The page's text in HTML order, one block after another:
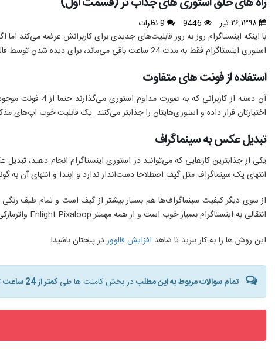
با اینکه اینستاگرام روز به روز قابلیت‌های جدیدی برای کاربرانش عرضه می‌کند
استوری اینستاگرام فقط به مدت 24 ساعت باقی می‌ماند، برای دیده شدن توسط فالوورها رنگ و لعاب و جذابیت بصری آن اهمیت خاصی پیدا می‌کند.
استفاده از فونت های متفاوت
اختیارتان قرار داده و استوری‌هایتان را جذابتر می‌کنند. یک قابلیت خوب اپ‌های
تبدیل عکس به سینماگراف
یکی از جذابترین کارهایی که می‌توانید در استوری اینستاگرام انجام دهید،
انتهای یک سینماگراف مثل گیف اصطلاحا دست‌انداز ندارد و ابتدا و انتهای آن
انتقالی به اینستاگرام بسیار خوب است و از همه مهمتر Enlight Pixaloop واترمارکی روی عکس شما به جای نمی‌گذارد.
این روش ها را به کار ببرید تا شاهد افزایش فالووردر پیجتان باشید!
تمام سوالات مربوط به این مطلبدر بخش کامنت ها طیکمتر از 24 ساعت